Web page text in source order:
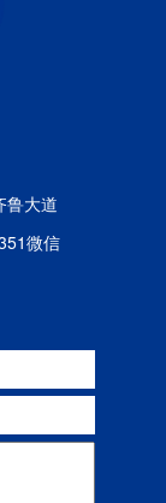
鲁大道
微信